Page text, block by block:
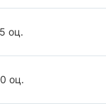
оц.
оц.